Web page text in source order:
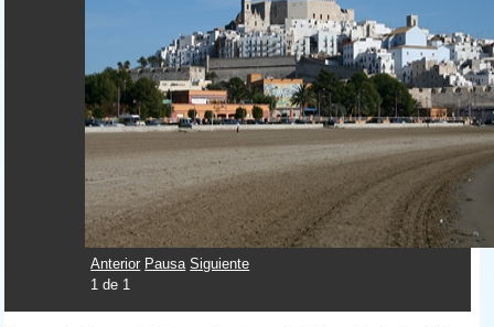
Anterior Pausa Siguiente
1 de 1